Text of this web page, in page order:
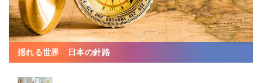
揺れる世界 日本の針路